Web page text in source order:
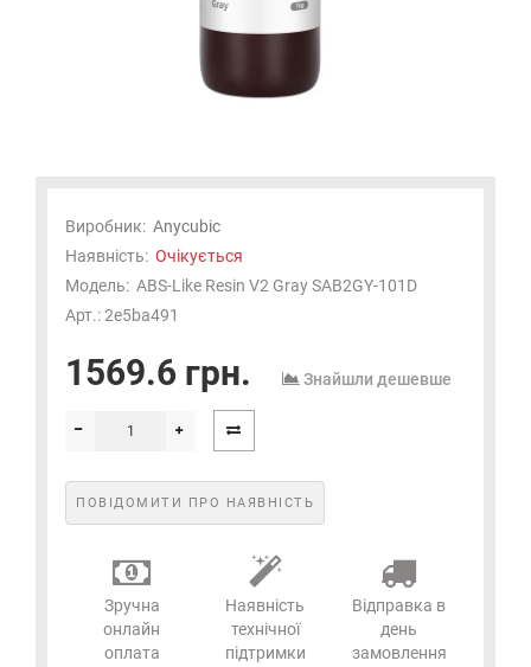
Виробник: Anycubic
Наявність: Очікується
Модель: ABS-Like Resin V2 Gray SAB2GY-101D
Арт.: 2e5ba491
1569.6 грн. Знайшли дешевше
ПОВІДОМИТИ ПРО НАЯВНІСТЬ
Зручна
онлайн
оплата
Наявність
технічної
підтримки
Відправка в
день
замовлення